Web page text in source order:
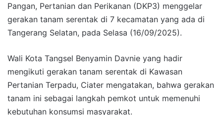
Pangan, Pertanian dan Perikanan (DKP3) menggelar
gerakan tanam serentak di 7 kecamatan yang ada di
Tangerang Selatan, pada Selasa (16/09/2025).
Wali Kota Tangsel Benyamin Davnie yang hadir
mengikuti gerakan tanam serentak di Kawasan
Pertanian Terpadu, Ciater mengatakan, bahwa gerakan
tanam ini sebagai langkah pemkot untuk memenuhi
kebutuhan konsumsi masyarakat.